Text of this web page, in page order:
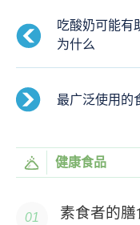
吃酸奶可能
为什么
最广泛使用的
健康食品
素食者的